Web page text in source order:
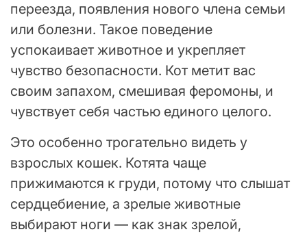
переезда, появления нового члена семьи
или болезни. Такое поведение
успокаивает животное и укрепляет
чувство безопасности. Кот метит вас
своим запахом, смешивая феромоны, и
чувствует себя частью единого целого.
Это особенно трогательно видеть у
взрослых кошек. Котята чаще
прижимаются к груди, потому что слышат
сердцебиение, а зрелые животные
выбирают ноги — как знак зрелой,